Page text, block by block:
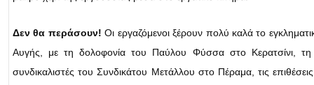
Δεν θα περάσουν! Οι εργαζόμενοι ξέρουν πολύ καλά το
Αυγής, με τη δολοφονία του Παύλου Φύσσα στο Κερατσίνι, τη
συνδικαλιστές του Συνδικάτου Μετάλλου στο Πέραμα, τις